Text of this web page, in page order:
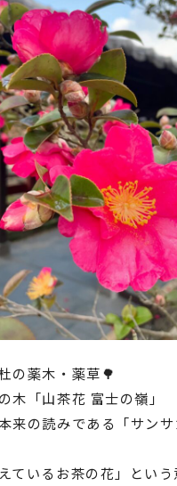
の薬木・薬草🌳
木「山茶花 富士の嶺」
来の読みである「サン
ているお茶の花」とい